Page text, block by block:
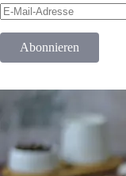
E-
Mail-
Adresse
Abonnieren